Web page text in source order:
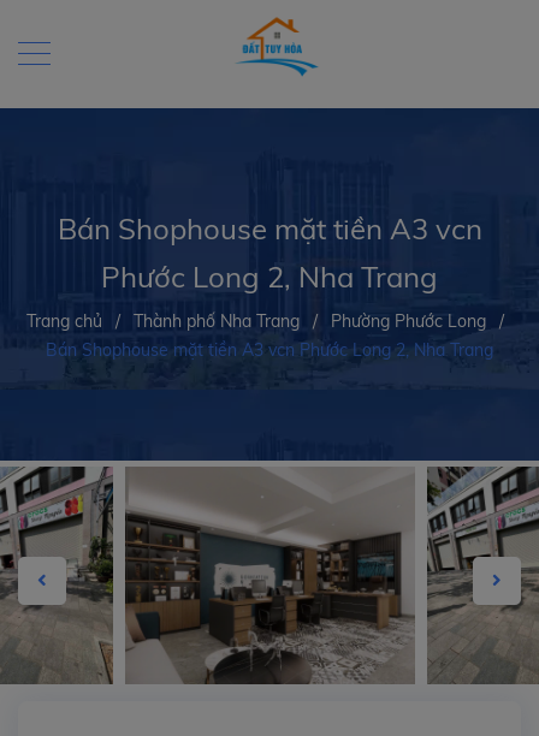
Bán Shophouse mặt tiền A3 vcn
Phước Long 2, Nha Trang
Trang chủ / Thành phố Nha Trang / Phường Phước Long
/
Bán Shophouse mặt tiền A3 vcn Phước Long 2, Nha Trang